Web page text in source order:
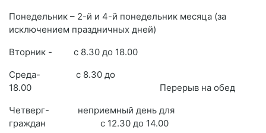
Понедельник – 2-й и 4-й понедельник месяца (за
исключением праздничных дней)
Вторник - с 8.30 до 18.00
Среда- с 8.30 до
18.00 Перерыв на обед
Четверг- неприемный день для
граждан с 12.30 до 14.00